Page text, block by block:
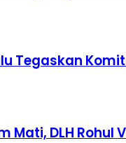
Tegaskan
DLH Rohul